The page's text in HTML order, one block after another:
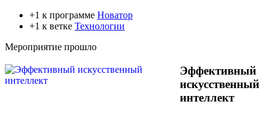
+1 к программе Новатор
+1 к ветке Технологии
Мероприятие прошло
Эффективный
искусственный
интеллект